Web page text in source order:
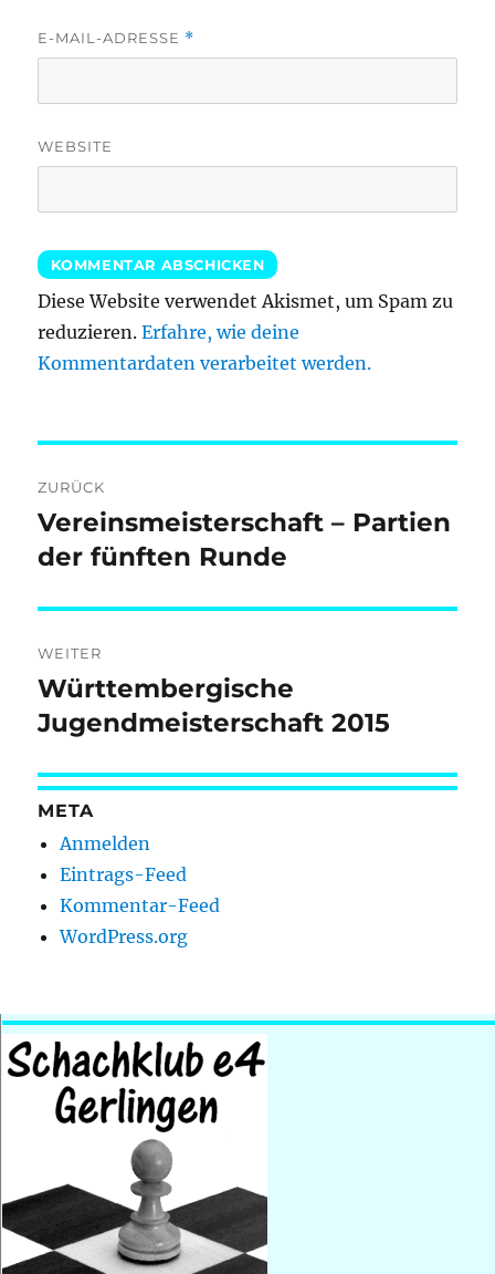
E-MAIL-ADRESSE *
WEBSITE
Diese Website verwendet Akismet, um Spam zu
reduzieren.Erfahre, wie deine
Kommentardaten verarbeitet werden.
ZURÜCK
Vorheriger
Beitrag:
Vereinsmeisterschaft – Partien
der fünften Runde
WEITER
Nächster
Beitrag:
Württembergische
Jugendmeisterschaft 2015
META
Anmelden
Eintrags-Feed
Kommentar-Feed
WordPress.org